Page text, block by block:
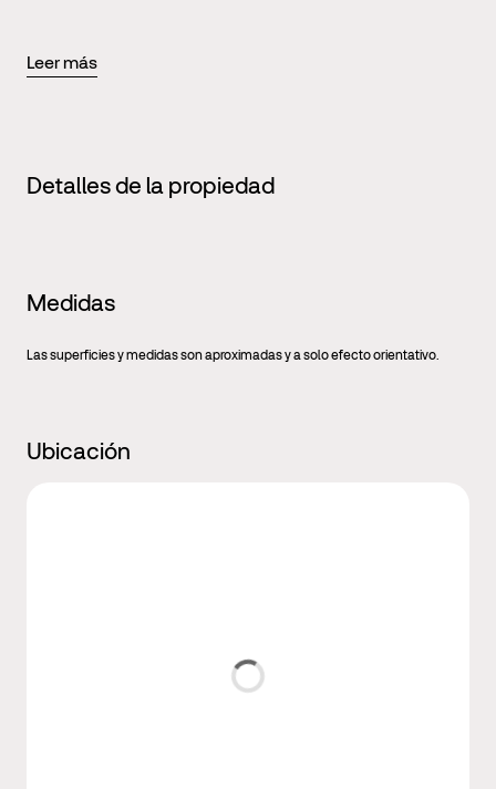
Leer más
Detalles de la propiedad
Medidas
Las superficies y medidas son aproximadas y a solo efecto orientativo.
Ubicación